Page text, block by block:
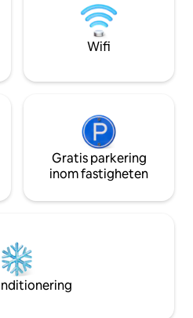
kvällar
i
utomhus.
dig i
ikoniska platser
tillflyktsorten för
komfort, lugn och
upplevelse
Wifi
Gratis parkering
inom fastigheten